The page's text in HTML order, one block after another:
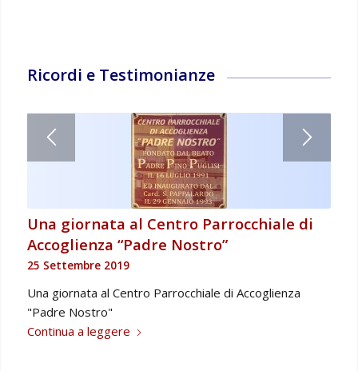
Ricordi e Testimonianze
Una giornata al Centro Parrocchiale di
Accoglienza “Padre Nostro”
25 Settembre 2019
Una giornata al Centro Parrocchiale di Accoglienza
"Padre Nostro"
Continua a leggere